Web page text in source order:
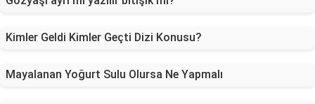
Kimler Geldi Kimler Geçti Dizi Konusu?
Mayalanan Yoğurt Sulu Olursa Ne Yapmalı